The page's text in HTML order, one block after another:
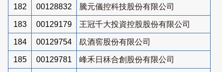
182 00128832 騰元儀控科技股份有限公司
183 00129179 王冠千大投資控股股份有限公司
184 00129754 镹酒窖股份有限公司
185 00129781 峰禾日秝合創股份有限公司